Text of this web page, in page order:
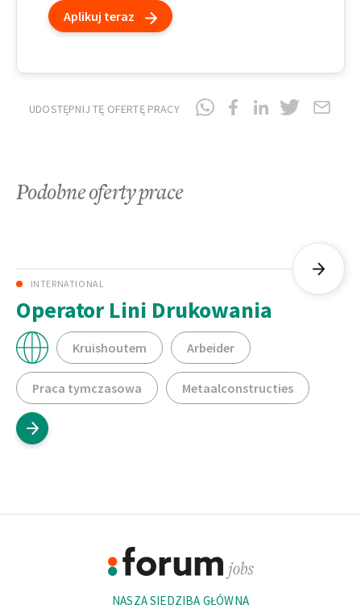
Aplikuj teraz
UDOSTĘPNIJ TĘ OFERTĘ PRACY
Podobne oferty prace
INTERNATIONAL
Operator Lini Drukowania
Kruishoutem Arbeider
Praca tymczasowa Metaalconstructies
NASZA SIEDZIBA GŁÓWNA